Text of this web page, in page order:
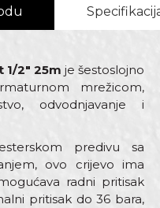
1/2" 25m je šestoslojno
mrežicom,
odvodnjavanje i
predivu sa
ovo crijevo ima
radni pritisak
pritisak do 36 bara,